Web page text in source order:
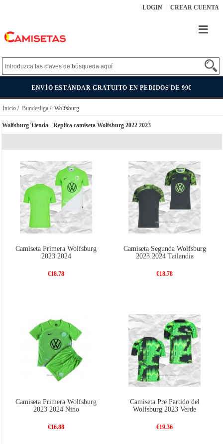
LOGIN CREAR CUENTA
ENVÍO ESTÁNDAR GRATUITO EN PEDIDOS DE 99€
Inicio / Bundesliga / Wolfsburg
Wolfsburg Tienda - Replica camiseta Wolfsburg 2022 2023
Camiseta Primera Wolfsburg
2023 2024
€18.78
Camiseta Segunda Wolfsburg
2023 2024 Tailandia
€18.78
Camiseta Primera Wolfsburg
2023 2024 Nino
€16.88
Camiseta Pre Partido del
Wolfsburg 2023 Verde
€19.36